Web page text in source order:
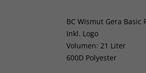
BC Wismut Gera Basic
Inkl. Logo
Volumen: 21 Liter
600D Polyester